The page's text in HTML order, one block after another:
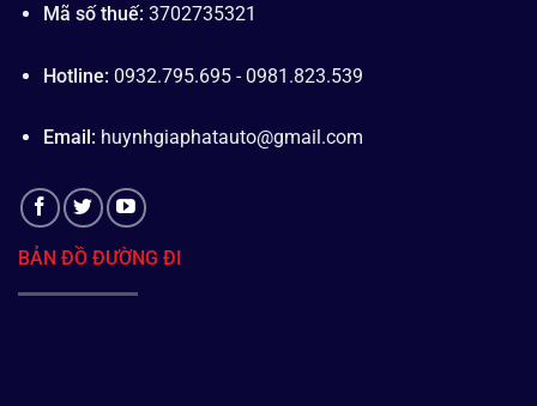
Mã số thuế: 3702735321
Hotline: 0932.795.695 - 0981.823.539
Email: huynhgiaphatauto@gmail.com
BẢN ĐỒ ĐƯỜNG ĐI